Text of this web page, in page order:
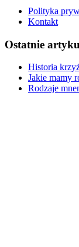
Polityka
Kontakt
Ostatnie
Historia
Jakie mamy
Rodzaje